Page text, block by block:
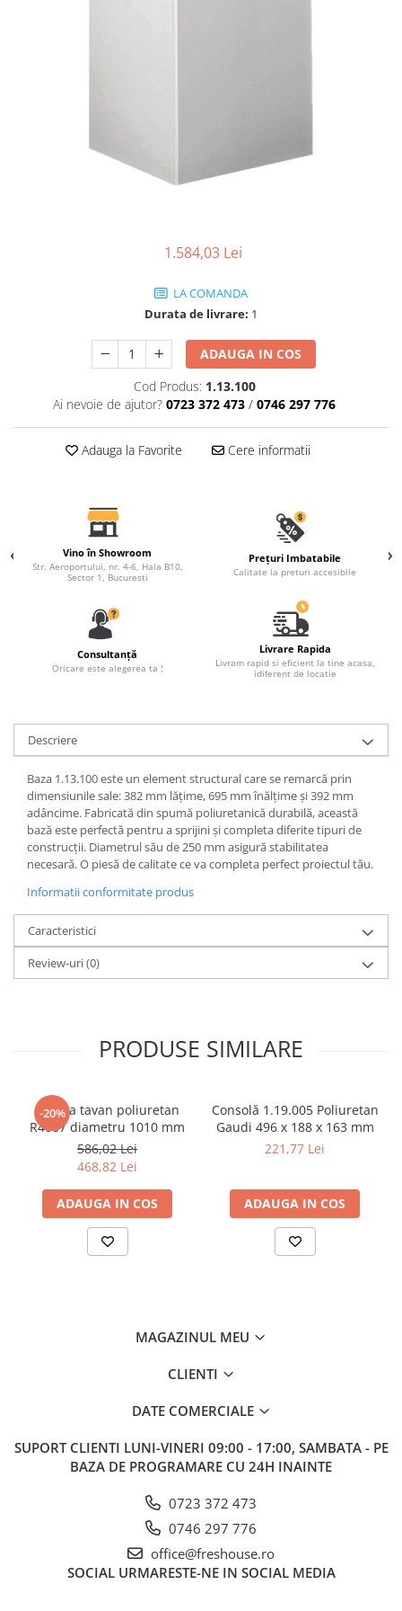
Trunchiuri coloane
Semicoloane de interior
Trunchiuri semicoloane
Rozete de interior
Panouri decorative
Cadru de arc
Fronton
Șeminee decorative
Console de interior
Cadre de ușă
Ornamente de colț
1.584,03 Lei
LA COMANDA
Durata de livrare: 1
ADAUGA IN COS
Cod Produs: 1.13.100
Ai nevoie de ajutor? 0723 372 473 / 0746 297 776
Adauga la Favorite Cere informatii
Vino în Showroom
Str. Aeroportului, nr. 4-6, Hala B10,
Sector 1, Bucuresti
Prețuri Imbatabile
Calitate la preturi accesibile
Consultanță
Oricare este alegerea ta !
Livrare Rapida
Livram rapid si eficient la tine acasa,
idiferent de locatie
Descriere
Baza 1.13.100 este un element structural care se remarcă prin
dimensiunile sale: 382 mm lățime, 695 mm înălțime și 392 mm
adâncime. Fabricată din spumă poliuretanică durabilă, această
bază este perfectă pentru a sprijini și completa diferite tipuri de
construcții. Diametrul său de 250 mm asigură stabilitatea
necesară. O piesă de calitate ce va completa perfect proiectul tău.
Informatii conformitate produs
Caracteristici
Review-uri(0)
PRODUSE SIMILARE
-20%
Rozeta tavan poliuretan
R4007 diametru 1010 mm
586,02 Lei
468,82 Lei
ADAUGA IN COS
Consolă 1.19.005 Poliuretan
Gaudi 496 x 188 x 163 mm
221,77 Lei
ADAUGA IN COS
MAGAZINUL MEU
CLIENTI
DATE COMERCIALE
SUPORT CLIENTI LUNI-VINERI 09:00 - 17:00, SAMBATA - PE
BAZA DE PROGRAMARE CU 24H INAINTE
0723 372 473
0746 297 776
office@freshouse.ro
SOCIAL URMARESTE-NE IN SOCIAL MEDIA